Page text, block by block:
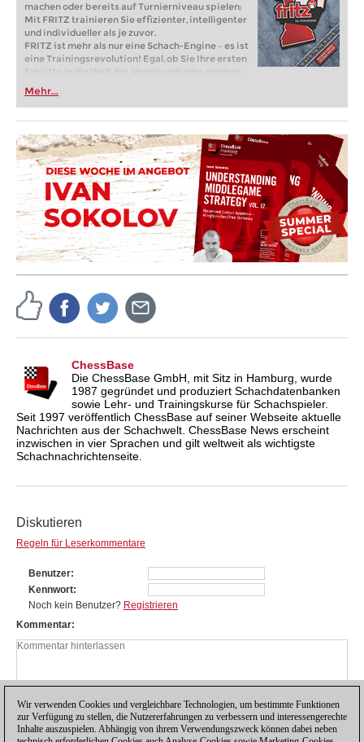
machen oder bereits auf Turnierniveau spielen:
Mit FRITZ trainieren Sie effizienter, intelligenter
und individueller als je zuvor.
FRITZ ist mehr als nur eine Schach-Engine – es ist
eine Trainingsrevolution! Egal, ob Sie Ihre ersten
Schritte in die Welt des Vereinsschachs machen
oder bereits auf Turnierniveau spielen: Mit
FRITZ trainieren Sie effizienter, intelligenter und
individueller als je zuvor.
Mehr...
ChessBase
Die ChessBase GmbH, mit Sitz in Hamburg, wurde
1987 gegründet und produziert Schachdatenbanken
sowie Lehr- und Trainingskurse für Schachspieler.
Seit 1997 veröffentlich ChessBase auf seiner Webseite aktuelle
Nachrichten aus der Schachwelt. ChessBase News erscheint
inzwischen in vier Sprachen und gilt weltweit als wichtigste
Schachnachrichtenseite.
Diskutieren
Regeln für Leserkommentare
Benutzer
Kennwort
Noch kein Benutzer? Registrieren
Kommentar
Wir verwenden Cookies und vergleichbare Technologien, um bestimmte Funktionen
zur Verfügung zu stellen, die Nutzererfahrungen zu verbessern und interessengerechte
Inhalte auszuspielen. Abhängig von ihrem Verwendungszweck können dabei neben